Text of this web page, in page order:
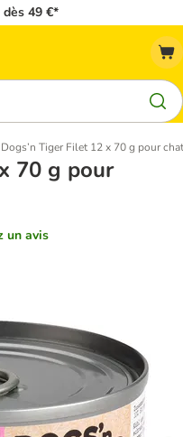
49 €*
Dogs’n Tiger Filet 12 x 70 g pour chat
70 g pour
un avis